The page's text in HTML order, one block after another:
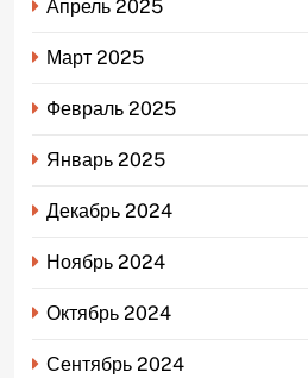
Апрель 2025
Март 2025
Февраль 2025
Январь 2025
Декабрь 2024
Ноябрь 2024
Октябрь 2024
Сентябрь 2024